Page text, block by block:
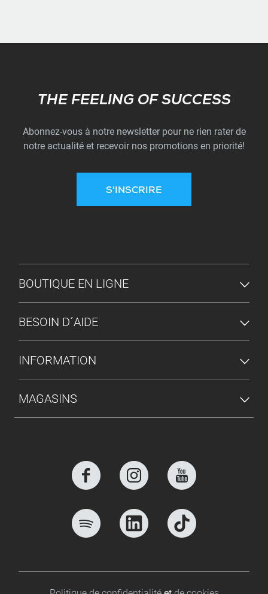
Subscribe
THE FEELING OF SUCCESS
Abonnez-vous à notre newsletter pour ne rien rater de
notre actualité et recevoir nos promotions en priorité!
S'INSCRIRE
MENU DU PIED DE PAGE
BOUTIQUE EN LIGNE
BESOIN D´AIDE
INFORMATION
MAGASINS